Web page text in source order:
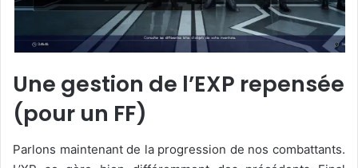
Une gestion de l’EXP repensée
(pour un FF)
Parlons maintenant de la progression de nos combattants.